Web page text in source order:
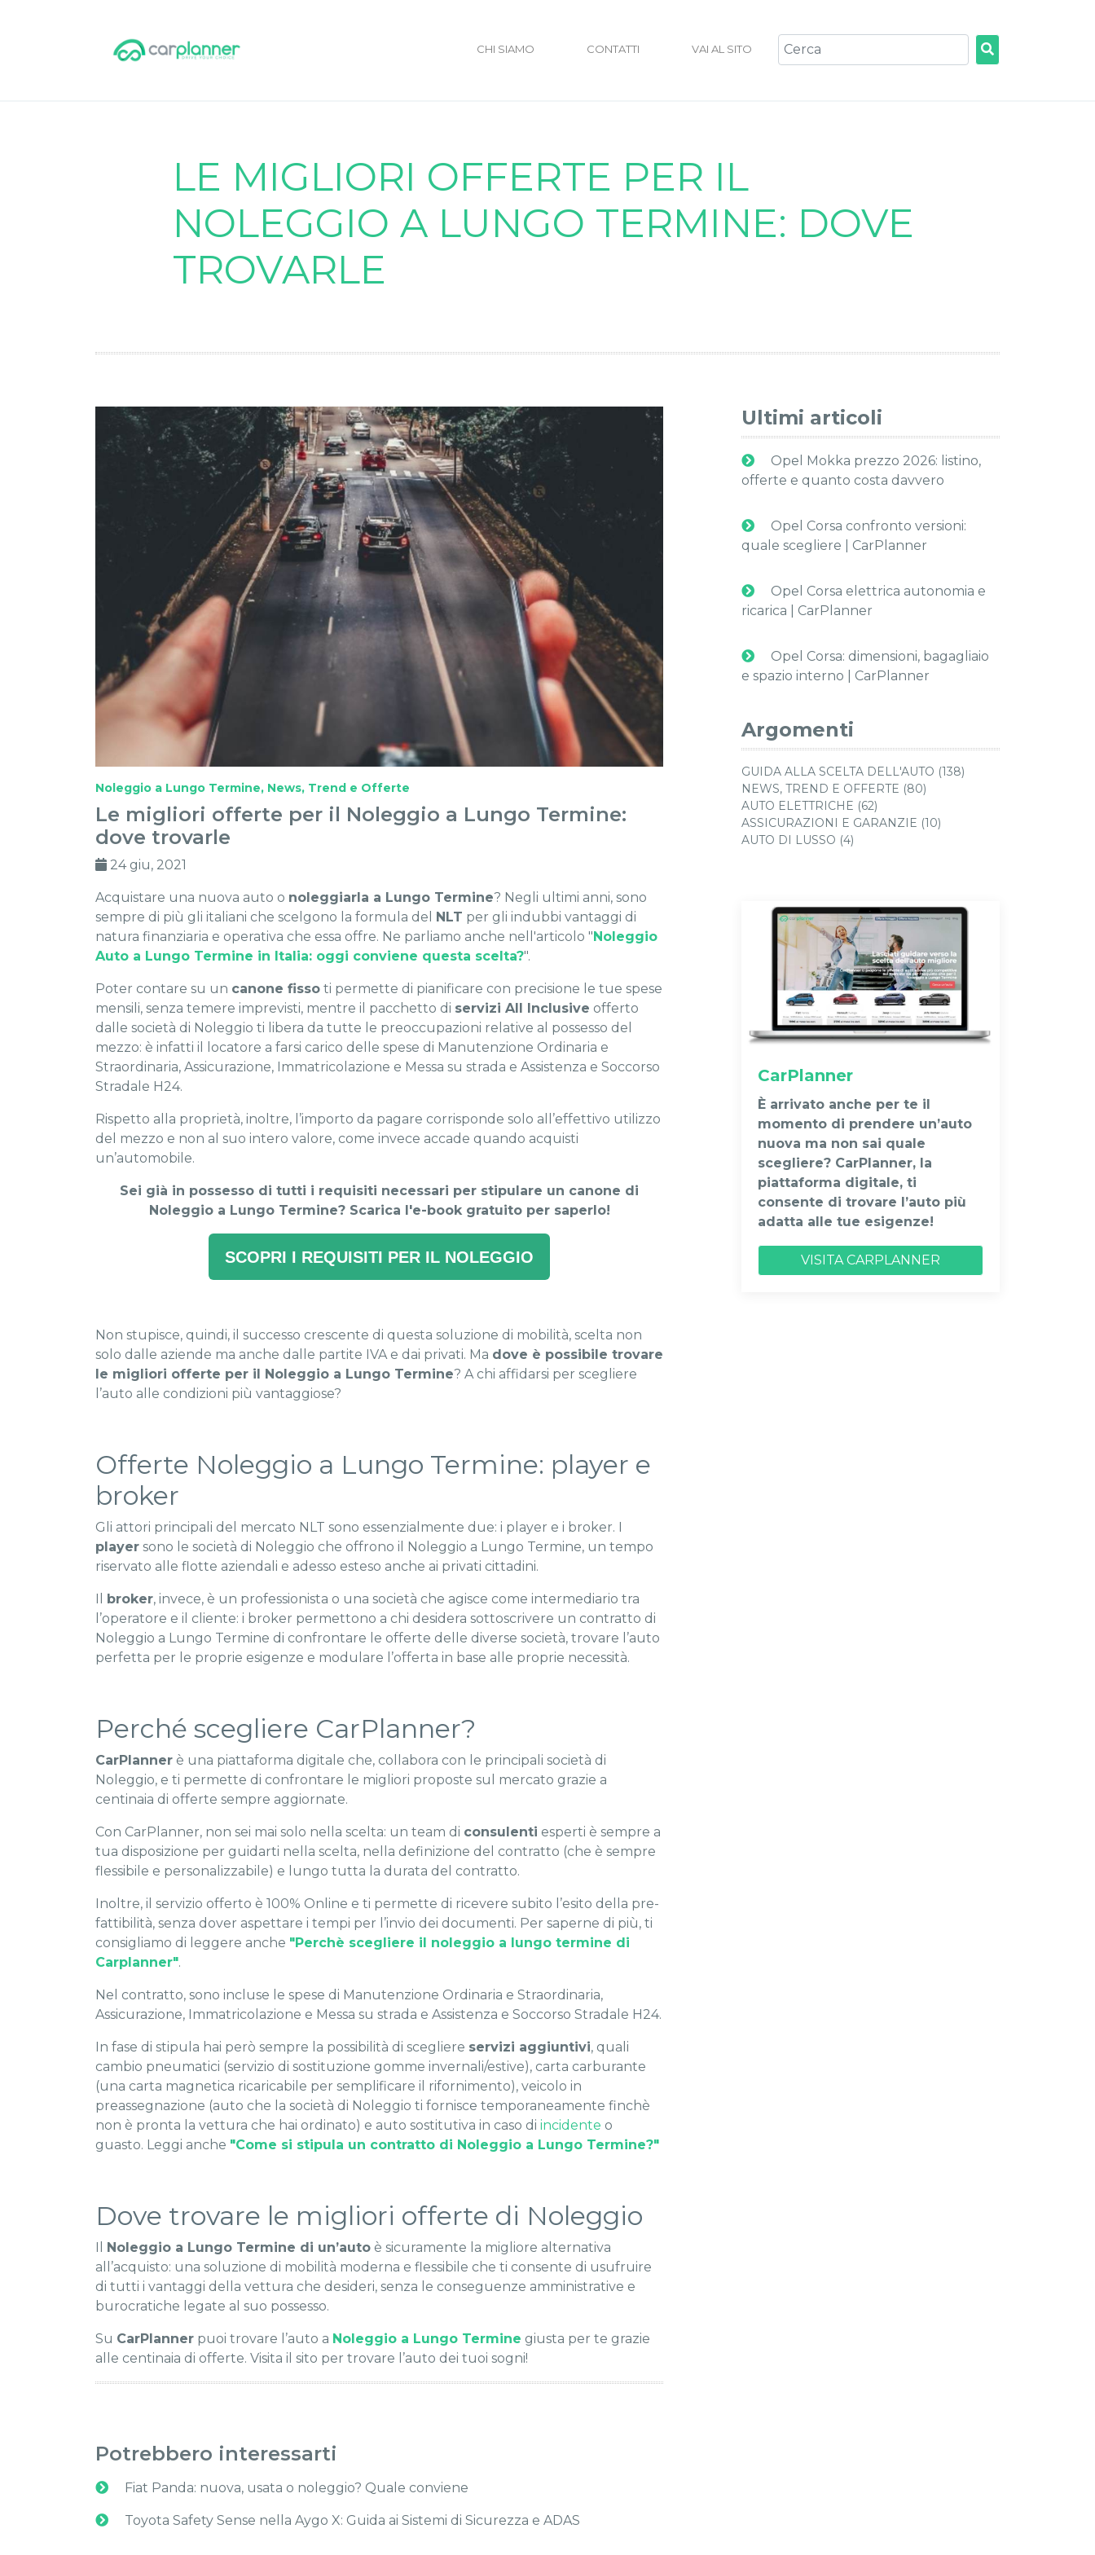
CHI SIAMO CONTATTI VAI AL SITO
LE MIGLIORI OFFERTE PER IL
NOLEGGIO A LUNGO TERMINE: DOVE
TROVARLE
Noleggio a Lungo Termine, News, Trend e Offerte
Le migliori offerte per il Noleggio a Lungo Termine:
dove trovarle
24 giu, 2021
Acquistare una nuova auto o noleggiarla a Lungo Termine? Negli ultimi anni, sono
sempre di più gli italiani che scelgono la formula del
NLT per gli indubbi vantaggi di
natura finanziaria e operativa che essa offre. Ne parliamo anche nell'articolo " Noleggio
Auto a Lungo Termine in Italia: oggi conviene questa scelta?".
Poter contare su un canone fisso ti permette di pianificare con precisione le tue spese
mensili, senza temere imprevisti, mentre il pacchetto di servizi All Inclusive offerto
dalle società di Noleggio ti libera da tutte le preoccupazioni relative al possesso del
mezzo: è infatti il locatore a farsi carico delle spese di Manutenzione Ordinaria e
Straordinaria, Assicurazione, Immatricolazione e Messa su strada e Assistenza e Soccorso
Stradale H24.
Rispetto alla proprietà, inoltre, l’importo da pagare corrisponde solo all’effettivo utilizzo
del mezzo e non al suo intero valore, come invece accade quando acquisti
un’automobile.
Sei già in possesso di tutti i requisiti necessari per stipulare un canone di
Noleggio a Lungo Termine? Scarica l'e-book gratuito per saperlo!
SCOPRI I REQUISITI PER IL NOLEGGIO
Non stupisce, quindi, il successo crescente di questa soluzione di mobilità, scelta non
solo dalle aziende ma anche dalle partite IVA e dai privati. Ma dove è possibile trovare
le migliori offerte per il Noleggio a Lungo Termine? A chi affidarsi per scegliere
l’auto alle condizioni più vantaggiose?
Offerte Noleggio a Lungo Termine: player e
broker
Gli attori principali del mercato NLT sono essenzialmente due: i player e i broker. I
player sono le società di Noleggio che offrono il Noleggio a Lungo Termine, un tempo
riservato alle flotte aziendali e adesso esteso anche ai privati cittadini.
broker, invece, è un professionista o una società che agisce come intermediario tra
l’operatore e il cliente: i broker permettono a chi desidera sottoscrivere un contratto di
Noleggio a Lungo Termine di confrontare le offerte delle diverse società, trovare l’auto
perfetta per le proprie esigenze e modulare l’offerta in base alle proprie necessità.
Perché scegliere CarPlanner?
CarPlanner è una piattaforma digitale che, collabora con le principali società di
Noleggio, e ti permette di confrontare le migliori proposte sul mercato grazie a
centinaia di offerte sempre aggiornate.
Con CarPlanner, non sei mai solo nella scelta: un team di consulenti esperti è sempre a
tua disposizione per guidarti nella scelta, nella definizione del contratto (che è sempre
flessibile e personalizzabile) e lungo tutta la durata del contratto.
Inoltre, il servizio offerto è 100% Online e ti permette di ricevere subito l’esito della pre-
fattibilità, senza dover aspettare i tempi per l’invio dei documenti. Per saperne di più, ti
consigliamo di leggere anche "Perchè scegliere il noleggio a lungo termine di
Carplanner".
Nel contratto, sono incluse le spese di Manutenzione Ordinaria e Straordinaria,
Assicurazione, Immatricolazione e Messa su strada e Assistenza e Soccorso Stradale H24.
In fase di stipula hai però sempre la possibilità di scegliere servizi aggiuntivi, quali
cambio pneumatici (servizio di sostituzione gomme invernali/estive), carta carburante
(una carta magnetica ricaricabile per semplificare il rifornimento), veicolo in
preassegnazione (auto che la società di Noleggio ti fornisce temporaneamente finchè
non è pronta la vettura che hai ordinato) e auto sostitutiva in caso di incidente o
guasto. Leggi anche "Come si stipula un contratto di Noleggio a Lungo Termine?"
Dove trovare le migliori offerte di Noleggio
Noleggio a Lungo Termine di un’auto è sicuramente la migliore alternativa
all’acquisto: una soluzione di mobilità moderna e flessibile che ti consente di usufruire
di tutti i vantaggi della vettura che desideri, senza le conseguenze amministrative e
burocratiche legate al suo possesso.
Su CarPlanner puoi trovare l’auto a Noleggio a Lungo Termine giusta per te grazie
alle centinaia di offerte. Visita il sito per trovare l’auto dei tuoi sogni!
Potrebbero interessarti
Fiat Panda: nuova, usata o noleggio? Quale conviene
Toyota Safety Sense nella Aygo X: Guida ai Sistemi di Sicurezza e ADAS
Ultimi articoli
Opel Mokka prezzo 2026: listino,
offerte e quanto costa davvero
Opel Corsa confronto versioni:
quale scegliere | CarPlanner
Opel Corsa elettrica autonomia e
ricarica | CarPlanner
Opel Corsa: dimensioni, bagagliaio
e spazio interno | CarPlanner
Argomenti
GUIDA ALLA SCELTA DELL'AUTO (138)
NEWS, TREND E OFFERTE (80)
AUTO ELETTRICHE (62)
ASSICURAZIONI E GARANZIE (10)
AUTO DI LUSSO (4)
CarPlanner
È arrivato anche per te il
momento di prendere un’auto
nuova ma non sai quale
scegliere? CarPlanner, la
piattaforma digitale, ti
consente di trovare l’auto più
adatta alle tue esigenze!
VISITA CARPLANNER